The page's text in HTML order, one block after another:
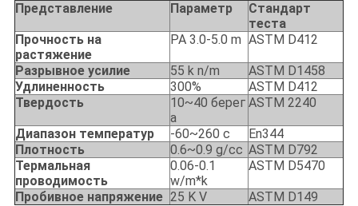
Представление
Параметр
Стандарт
теста
Прочность на
растяжение
PA 3.0-5.0 m ASTM D412
Разрывное усилие 55 k n/m
ASTM D1458
Удлиненность
300%
ASTM D412
Твердость
10~40 берег
a
ASTM 2240
Диапазон температур -60~260 c
En344
Плотность
0.6~0.9 g/cc ASTM D792
Термальная
проводимость
0.06-0.1
w/m*k
ASTM D5470
Пробивное напряжение 25 K V ASTM D149